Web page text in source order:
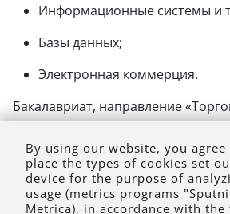
Информационные системы и
Базы данных;
Электронная коммерция.
Бакалавриат, направление
Электронная коммерция.
By using our website, you agree
place the types of cookies set
device for the purpose of
usage (metrics programs
Metrica), in accordance with